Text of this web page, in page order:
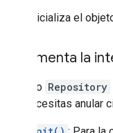
Inicializa el
Implementa la
El objeto Repository
solo necesitas anular